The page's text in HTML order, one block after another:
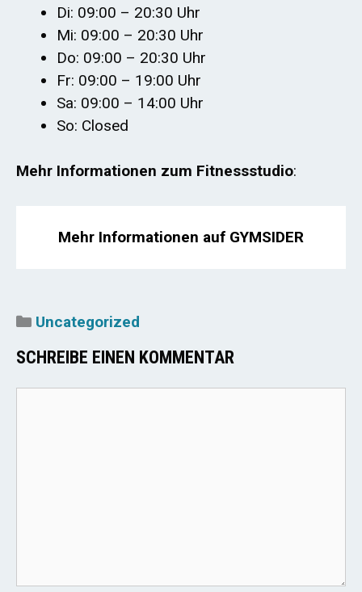
Di: 09:00 – 20:30 Uhr
Mi: 09:00 – 20:30 Uhr
Do: 09:00 – 20:30 Uhr
Fr: 09:00 – 19:00 Uhr
Sa: 09:00 – 14:00 Uhr
So: Closed
Mehr Informationen zum Fitnessstudio:
Mehr Informationen auf GYMSIDER
Kategorien
Uncategorized
SCHREIBE EINEN KOMMENTAR